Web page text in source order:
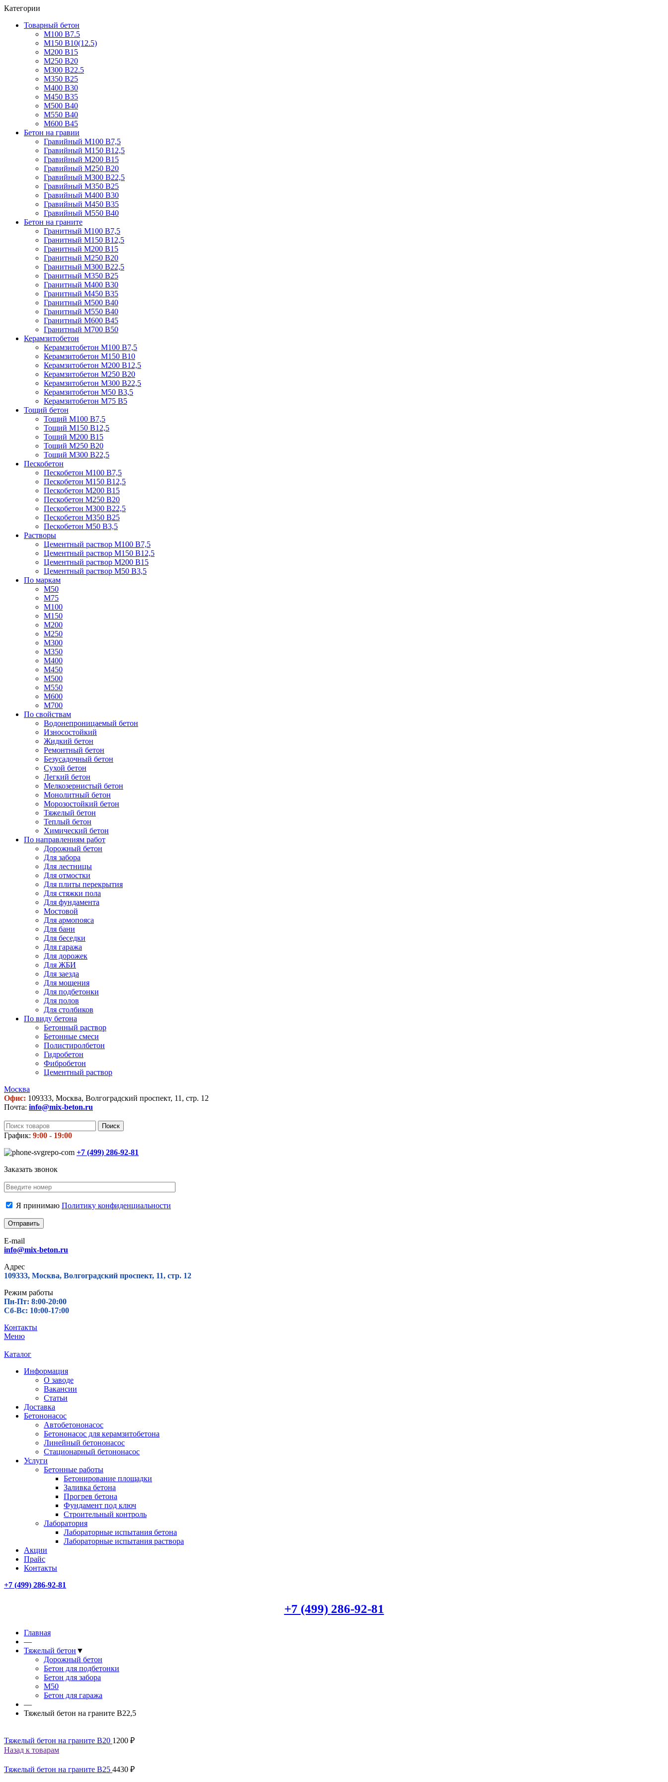
Категории
Товарный бетон
М100 В7.5
М150 В10(12.5)
М200 В15
М250 В20
М300 В22.5
М350 В25
М400 В30
М450 В35
М500 В40
М550 В40
М600 В45
Бетон на гравии
Гравийный М100 В7,5
Гравийный М150 В12,5
Гравийный М200 В15
Гравийный М250 В20
Гравийный М300 В22,5
Гравийный М350 В25
Гравийный М400 В30
Гравийный М450 В35
Гравийный М550 В40
Бетон на граните
Гранитный М100 В7,5
Гранитный М150 В12,5
Гранитный М200 В15
Гранитный М250 В20
Гранитный М300 В22,5
Гранитный М350 В25
Гранитный М400 В30
Гранитный М450 В35
Гранитный М500 В40
Гранитный М550 В40
Гранитный М600 В45
Гранитный М700 В50
Керамзитобетон
Керамзитобетон М100 В7,5
Керамзитобетон М150 В10
Керамзитобетон М200 В12,5
Керамзитобетон М250 В20
Керамзитобетон М300 В22,5
Керамзитобетон М50 В3,5
Керамзитобетон М75 В5
Тощий бетон
Тощий М100 В7,5
Тощий М150 В12,5
Тощий М200 В15
Тощий М250 В20
Тощий М300 В22,5
Пескобетон
Пескобетон М100 В7,5
Пескобетон М150 В12,5
Пескобетон М200 В15
Пескобетон М250 В20
Пескобетон М300 В22,5
Пескобетон М350 В25
Пескобетон М50 В3,5
Растворы
Цементный раствор М100 В7,5
Цементный раствор М150 В12,5
Цементный раствор М200 В15
Цементный раствор М50 В3,5
По маркам
М50
М75
М100
М150
М200
М250
М300
М350
М400
М450
М500
М550
М600
М700
По свойствам
Водонепроницаемый бетон
Износостойкий
Жидкий бетон
Ремонтный бетон
Безусадочный бетон
Сухой бетон
Легкий бетон
Мелкозернистый бетон
Монолитный бетон
Морозостойкий бетон
Тяжелый бетон
Теплый бетон
Химический бетон
По направлениям работ
Дорожный бетон
Для забора
Для лестницы
Для отмостки
Для плиты перекрытия
Для стяжки пола
Для фундамента
Мостовой
Для армопояса
Для бани
Для беседки
Для гаража
Для дорожек
Для ЖБИ
Для заезда
Для мощения
Для подбетонки
Для полов
Для столбиков
По виду бетона
Бетонный раствор
Бетонные смеси
Полистиролбетон
Гидробетон
Фибробетон
Цементный раствор
Москва
Офис: 109333, Москва, Волгоградский проспект, 11, стр. 12
Почта: info@mix-beton.ru
Поиск
График: 9:00 - 19:00
+7 (499) 286-92-81
Заказать звонок
Я принимаю Политику конфиденциальности
E-mail
info@mix-beton.ru
Адрес
109333, Москва, Волгоградский проспект, 11, стр. 12
Режим работы
Пн-Пт: 8:00-20:00
Сб-Вс: 10:00-17:00
Контакты
Меню
Каталог
Информация
О заводе
Вакансии
Статьи
Доставка
Бетононасос
Автобетононасос
Бетононасос для керамзитобетона
Линейный бетононасос
Стационарный бетононасос
Услуги
Бетонные работы
Бетонирование площадки
Заливка бетона
Прогрев бетона
Фундамент под ключ
Строительный контроль
Лаборатория
Лабораторные испытания бетона
Лабораторные испытания раствора
Акции
Прайс
Контакты
+7 (499) 286-92-81
+7 (499) 286-92-81
Главная
—
Тяжелый бетон ▼
Дорожный бетон
Бетон для подбетонки
Бетон для забора
М50
Бетон для гаража
—
Тяжелый бетон на граните В22,5
Тяжелый бетон на граните В20 1200 ₽
Назад к товарам
Тяжелый бетон на граните В25 4430 ₽